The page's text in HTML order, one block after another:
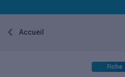
Accueil
Fiche